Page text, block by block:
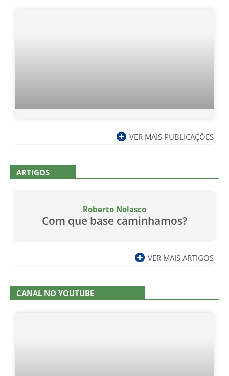
VER MAIS PUBLICAÇÕES
ARTIGOS
Roberto Nolasco
Com que base caminhamos?
VER MAIS ARTIGOS
CANAL NO YOUTUBE